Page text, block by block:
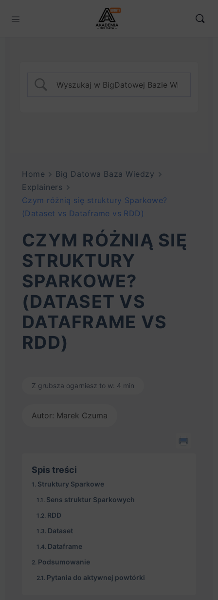
Home
Big Datowa Baza Wiedzy
Explainers
Czym różnią się struktury Sparkowe?
(Dataset vs Dataframe vs RDD)
CZYM RÓŻNIĄ SIĘ
STRUKTURY
SPARKOWE?
(DATASET VS
DATAFRAME VS
RDD)
Z grubsza ogarniesz to w: 4 min
Autor: Marek Czuma
Spis treści
Struktury Sparkowe
Sens struktur Sparkowych
RDD
Dataset
Dataframe
Podsumowanie
Pytania do aktywnej powtórki